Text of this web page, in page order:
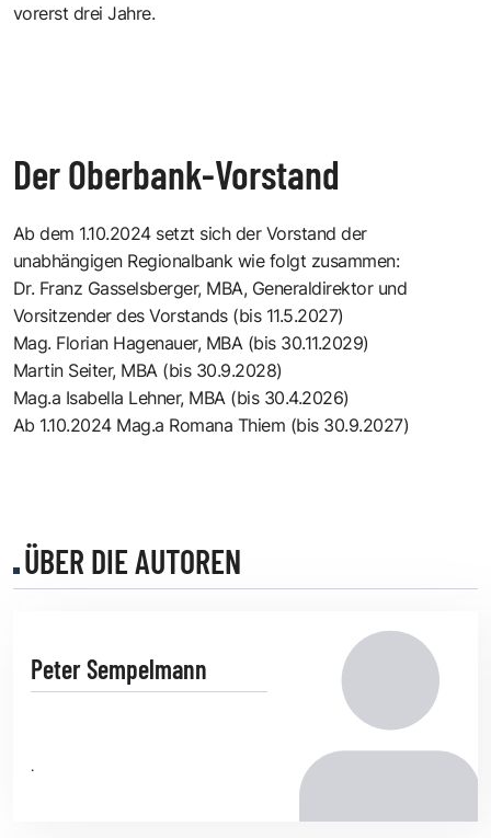
vorerst drei Jahre.
Der Oberbank-Vorstand
Ab dem 1.10.2024 setzt sich der Vorstand der
unabhängigen Regionalbank wie folgt zusammen:
Dr. Franz Gasselsberger, MBA, Generaldirektor und
Vorsitzender des Vorstands (bis 11.5.2027)
Mag. Florian Hagenauer, MBA (bis 30.11.2029)
Martin Seiter, MBA (bis 30.9.2028)
Mag.a Isabella Lehner, MBA (bis 30.4.2026)
Ab 1.10.2024 Mag.a Romana Thiem (bis 30.9.2027)
ÜBER DIE AUTOREN
Peter Sempelmann
.